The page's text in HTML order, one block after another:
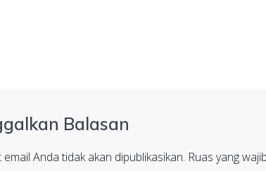
Balasan
email Anda tidak akan dipublikasikan. Ruas yang